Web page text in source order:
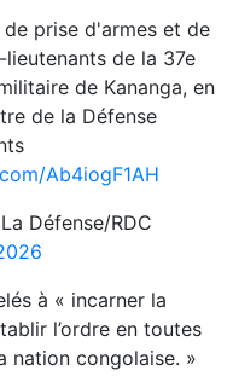
prise d'armes et de
de la 37e
de Kananga, en
de la Défense
Ab4iogF1AH
Défense/RDC
à « incarner la
l’ordre en toutes
nation congolaise. »